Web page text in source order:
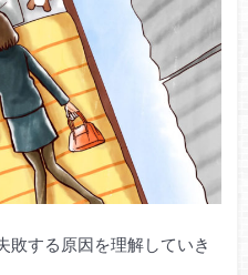
敗する原因を理解していき